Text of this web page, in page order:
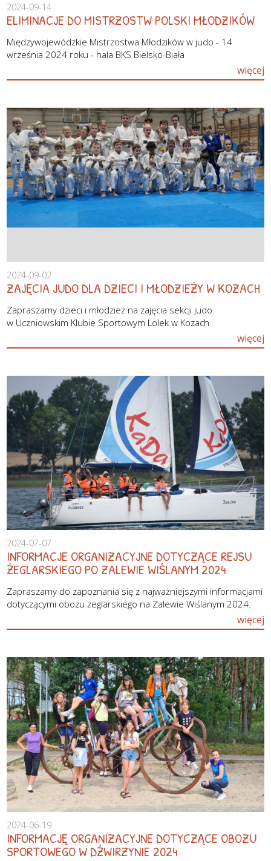
2024-09-14
ELIMINACJE DO MISTRZOSTW POLSKI MŁODZIKÓW
Międzywojewódzkie Mistrzostwa Młodzików w judo - 14
września 2024 roku - hala BKS Bielsko-Biała
więcej
2024-09-02
ZAJĘCIA JUDO DLA DZIECI I MŁODZIEŻY W KOZACH
Zapraszamy dzieci i młodzież na zajęcia sekcji judo
w Uczniowskim Klubie Sportowym Lolek w Kozach
więcej
2024-07-07
INFORMACJE ORGANIZACYJNE DOTYCZĄCE REJSU
ŻEGLARSKIEGO PO ZALEWIE WIŚLANYM 2024
Zapraszamy do zapoznania się z najważniejszymi informacjami
dotyczącymi obozu żeglarskiego na Zalewie Wiślanym 2024.
więcej
2024-06-19
INFORMACJĘ ORGANIZACYJNE DOTYCZĄCE OBOZU
SPORTOWEGO W DŹWIRZYNIE 2024